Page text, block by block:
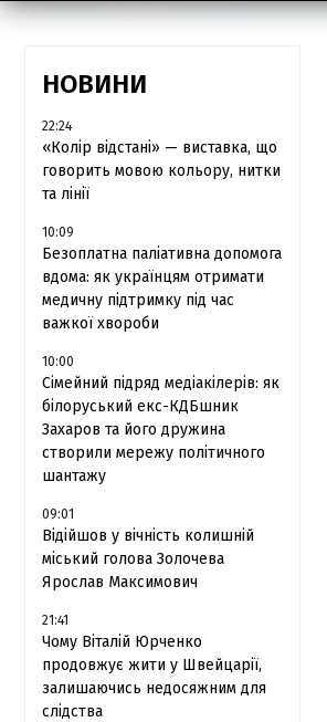
НОВИНИ
22:24
«Колір відстані» — виставка, що
говорить мовою кольору, нитки
та лінії
10:09
Безоплатна паліативна допомога
вдома: як українцям отримати
медичну підтримку під час
важкої хвороби
10:00
Сімейний підряд медіакілерів: як
білоруський екс-КДБшник
Захаров та його дружина
створили мережу політичного
шантажу
09:01
Відійшов у вічність колишній
міський голова Золочева
Ярослав Максимович
21:41
Чому Віталій Юрченко
продовжує жити у Швейцарії,
залишаючись недосяжним для
слідства